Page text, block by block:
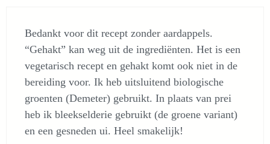
Bedankt voor dit recept zonder aardappels.
“Gehakt” kan weg uit de ingrediënten. Het is een
vegetarisch recept en gehakt komt ook niet in de
bereiding voor. Ik heb uitsluitend biologische
groenten (Demeter) gebruikt. In plaats van prei
heb ik bleekselderie gebruikt (de groene variant)
en een gesneden ui. Heel smakelijk!